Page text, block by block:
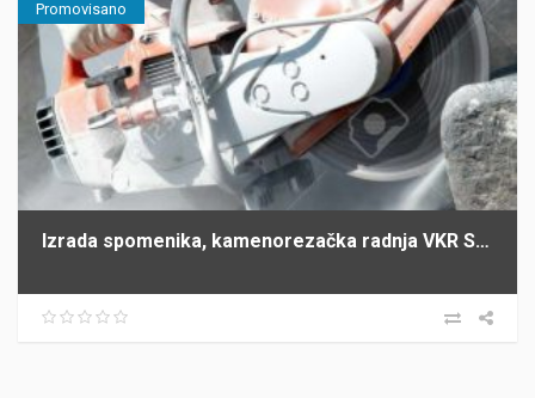
Promovisano
Izrada spomenika, kamenorezačka radnja VKR SIMIĆI Šabac